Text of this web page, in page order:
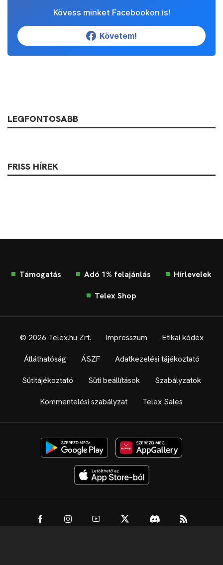
Kövess minket Facebookon is!
Követem!
LEGFONTOSABB
FRISS HÍREK
Támogatás Adó 1% felajánlás Hírlevelek
Telex Shop
© 2026 Telex.hu Zrt. Impresszum Etikai kódex
Átláthatóság ÁSZF Adatkezelési tájékoztató
Sütitájékoztató Süti beállítások Szabályzatok
Kommentelési szabályzat Telex Sales